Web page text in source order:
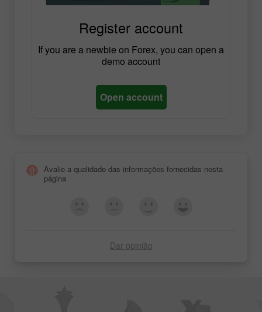
Register account
If you are a newbie on Forex, you can open a
demo account
Open account
Avalie a qualidade das informações fornecidas nesta
página
Dar opinião